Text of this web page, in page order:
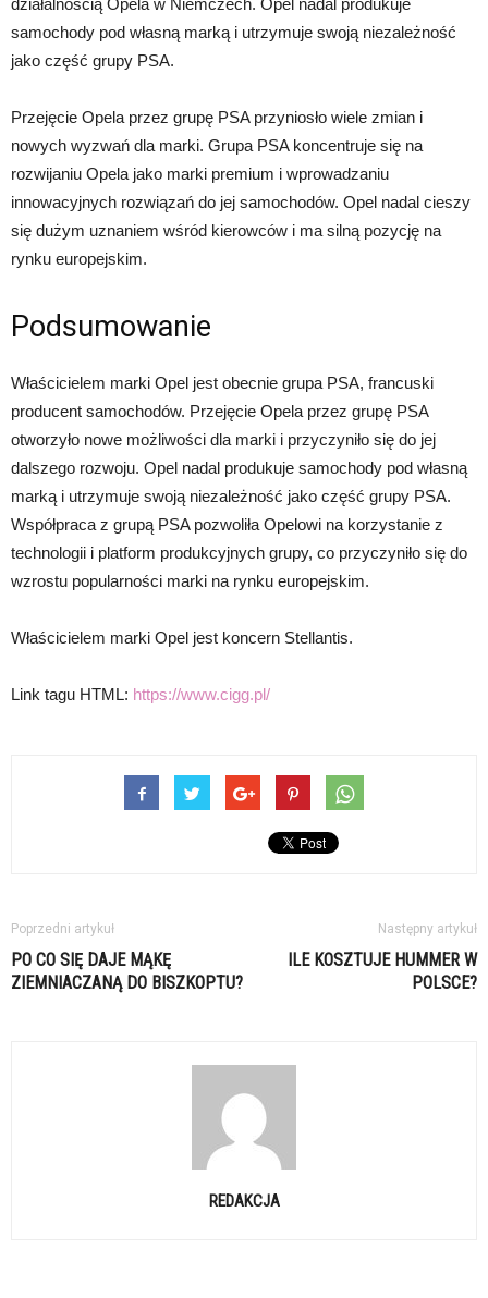
samochody pod własną marką i utrzymuje swoją niezależność
jako część grupy PSA.
Przejęcie Opela przez grupę PSA przyniosło wiele zmian i
nowych wyzwań dla marki. Grupa PSA koncentruje się na
rozwijaniu Opela jako marki premium i wprowadzaniu
innowacyjnych rozwiązań do jej samochodów. Opel nadal cieszy
się dużym uznaniem wśród kierowców i ma silną pozycję na
rynku europejskim.
Podsumowanie
Właścicielem marki Opel jest obecnie grupa PSA, francuski
producent samochodów. Przejęcie Opela przez grupę PSA
otworzyło nowe możliwości dla marki i przyczyniło się do jej
dalszego rozwoju. Opel nadal produkuje samochody pod własną
marką i utrzymuje swoją niezależność jako część grupy PSA.
Współpraca z grupą PSA pozwoliła Opelowi na korzystanie z
technologii i platform produkcyjnych grupy, co przyczyniło się do
wzrostu popularności marki na rynku europejskim.
Właścicielem marki Opel jest koncern Stellantis.
Link tagu HTML: https://www.cigg.pl/
Poprzedni artykuł
PO CO SIĘ DAJE MĄKĘ
ZIEMNIACZANĄ DO BISZKOPTU?
Następny artykuł
ILE KOSZTUJE HUMMER W
POLSCE?
REDAKCJA